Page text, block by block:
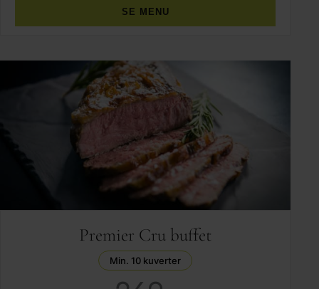
SE MENU
Premier Cru buffet
Min. 10 kuverter